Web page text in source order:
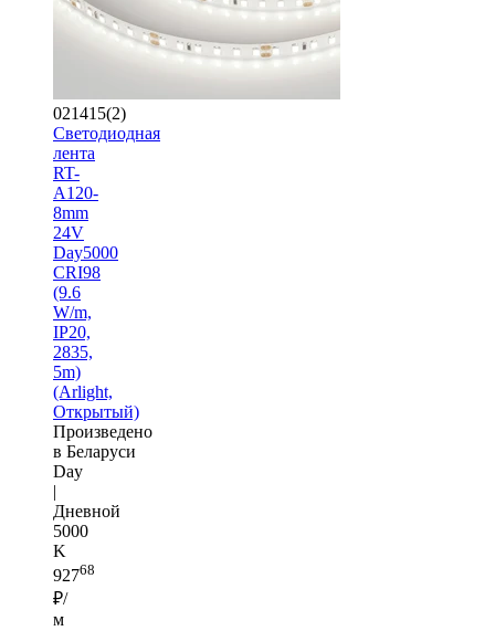
021415(2)
Светодиодная
лента
RT-
A120-
8mm
24V
Day5000
CRI98
(9.6
W/m,
IP20,
2835,
5m)
(Arlight,
Открытый)
Произведено
в Беларуси
Day
|
Дневной
5000
K
92768
₽/
м